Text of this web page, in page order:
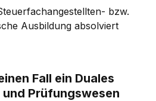
bzw.
Ausbildung absolviert
Fall ein Duales
Prüfungswesen